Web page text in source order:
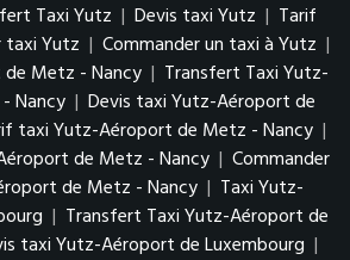
Taxi Yutz | Devis taxi Yutz | Tarif
taxi Yutz | Commander un taxi à Yutz |
Metz - Nancy | Transfert Taxi Yutz-
Nancy | Devis taxi Yutz-Aéroport de
taxi Yutz-Aéroport de Metz - Nancy |
de Metz - Nancy | Commander
de Metz - Nancy | Taxi Yutz-
| Transfert Taxi Yutz-Aéroport de
taxi Yutz-Aéroport de Luxembourg |